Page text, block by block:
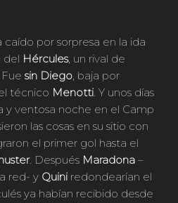
caído por sorpresa en la ida
del Hércules, un rival de
sin Diego, baja por
técnico Menotti. Y unos días
y ventosa noche en el Camp
las cosas en su sitio con
el primer gol hasta el
. Después Maradona –
red- y Quini redondearían el
ya habían recibido desde